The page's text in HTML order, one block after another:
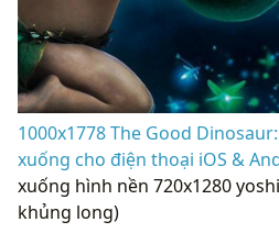
1000x1778 The Good
xuống cho điện thoại iOS &
xuống hình nền 720x1280
khủng long)